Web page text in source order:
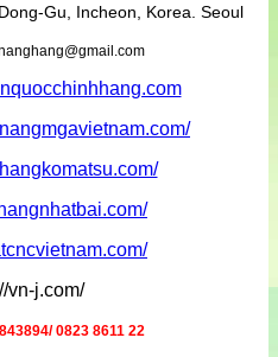
Gu, Incheon, Korea. Seoul
vn-j.com/
0823 8611 22